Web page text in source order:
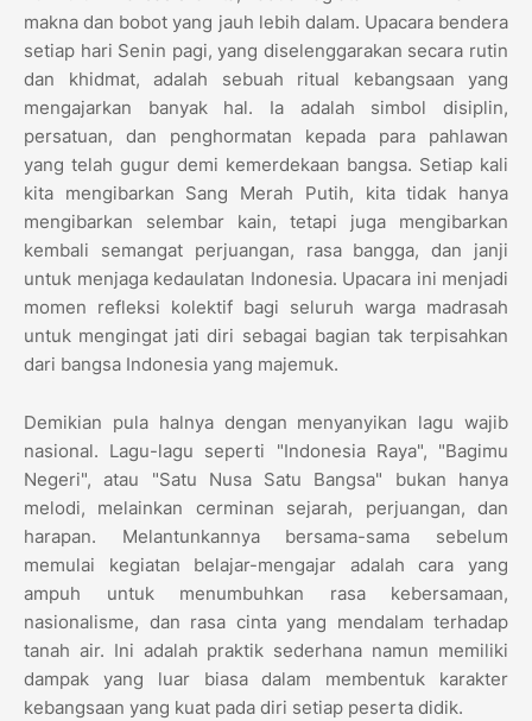
makna dan bobot yang jauh lebih dalam. Upacara bendera
setiap hari Senin pagi, yang diselenggarakan secara rutin
dan khidmat, adalah sebuah ritual kebangsaan yang
mengajarkan banyak hal. Ia adalah simbol disiplin,
persatuan, dan penghormatan kepada para pahlawan
yang telah gugur demi kemerdekaan bangsa. Setiap kali
kita mengibarkan Sang Merah Putih, kita tidak hanya
mengibarkan selembar kain, tetapi juga mengibarkan
kembali semangat perjuangan, rasa bangga, dan janji
untuk menjaga kedaulatan Indonesia. Upacara ini menjadi
momen refleksi kolektif bagi seluruh warga madrasah
untuk mengingat jati diri sebagai bagian tak terpisahkan
dari bangsa Indonesia yang majemuk.
Demikian pula halnya dengan menyanyikan lagu wajib
nasional. Lagu-lagu seperti "Indonesia Raya", "Bagimu
Negeri", atau "Satu Nusa Satu Bangsa" bukan hanya
melodi, melainkan cerminan sejarah, perjuangan, dan
harapan. Melantunkannya bersama-sama sebelum
memulai kegiatan belajar-mengajar adalah cara yang
ampuh untuk menumbuhkan rasa kebersamaan,
nasionalisme, dan rasa cinta yang mendalam terhadap
tanah air. Ini adalah praktik sederhana namun memiliki
dampak yang luar biasa dalam membentuk karakter
kebangsaan yang kuat pada diri setiap peserta didik.